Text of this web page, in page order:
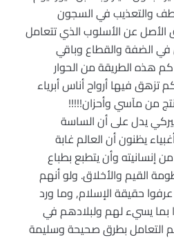
والتعذيب في السجون
عن الأسلوب الذي تتعامل
في الضفة والقطاع وباقي
هذه الطريقة من الحوار
تزهق فيها أرواح أناس أبرياء
من مآسي وأحزان!!!!!
يدل على أن الساسة
يظنون أن العالم غابة
إنسانيته وأن يتطبع بطباع
القيم والأخلاق. ولو أنهم
عرفوا حقيقة الإسلام, وما ورد
بما يسيء لهم ولبلادهم في
التعامل بطرق صحيحة وسليمة